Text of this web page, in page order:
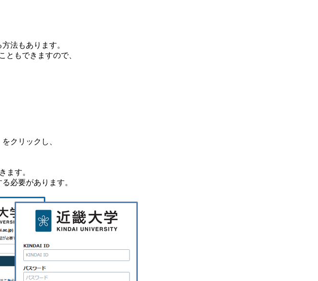
法もあります。
ともできますので、
クリックし、
ます。
必要があります。